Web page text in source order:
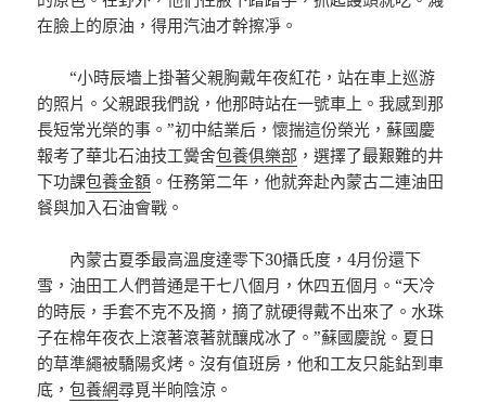
在臉上的原油，得用汽油才幹擦凈。
“小時辰墻上掛著父親胸戴年夜紅花，站在車上巡游
的照片。父親跟我們說，他那時站在一號車上。我感到那
長短常光榮的事。”初中結業后，懷揣這份榮光，蘇國慶
報考了華北石油技工黌舍包養俱樂部 ，選擇了最艱難的井
下功課包養金額 。任務第二年，他就奔赴內蒙古二連油田
餐與加入石油會戰。
內蒙古夏季最高溫度達零下30攝氏度，4月份還下
雪，油田工人們普通是干七八個月，休四五個月。“天冷
的時辰，手套不克不及摘，摘了就硬得戴不出來了。水珠
子在棉年夜衣上滾著滾著就釀成冰了。”蘇國慶說。夏日
的草準繩被驕陽炙烤。沒有值班房，他和工友只能鉆到車
底，包養網尋覓半晌陰涼。